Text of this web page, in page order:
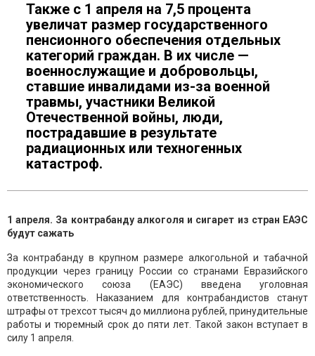
Также с 1 апреля на 7,5 процента
увеличат размер государственного
пенсионного обеспечения отдельных
категорий граждан. В их числе —
военнослужащие и добровольцы,
ставшие инвалидами из-за военной
травмы, участники Великой
Отечественной войны, люди,
пострадавшие в результате
радиационных или техногенных
катастроф.
1 апреля. За контрабанду алкоголя и сигарет из стран ЕАЭС
будут сажать
За контрабанду в крупном размере алкогольной и табачной
продукции через границу России со странами Евразийского
экономического союза (ЕАЭС) введена уголовная
ответственность. Наказанием для контрабандистов станут
штрафы от трехсот тысяч до миллиона рублей, принудительные
работы и тюремный срок до пяти лет. Такой закон вступает в
силу 1 апреля.